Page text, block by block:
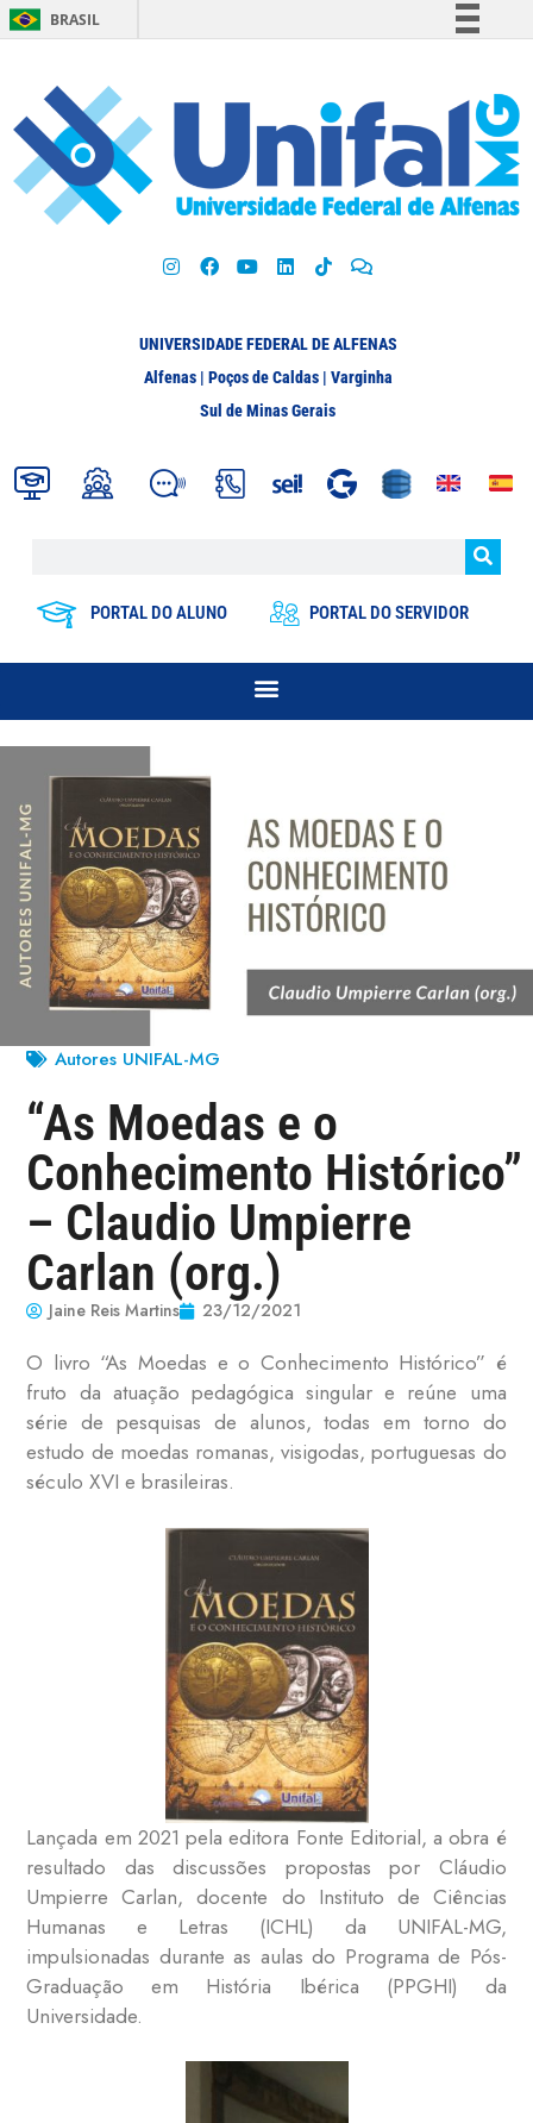
BRASIL
Participe
Acesso à informação
Legislação
UNIVERSIDADE FEDERAL DE ALFENAS
Alfenas | Poços de Caldas | Varginha
Sul de Minas Gerais
PORTAL DO ALUNO PORTAL DO SERVIDOR
Autores UNIFAL-MG
“As Moedas e o
Conhecimento Histórico”
– Claudio Umpierre
Carlan (org.)
Jaine Reis Martins 23/12/2021
O livro “As Moedas e o Conhecimento Histórico” é
fruto da atuação pedagógica singular e reúne uma
série de pesquisas de alunos, todas em torno do
estudo de moedas romanas, visigodas, portuguesas do
século XVI e brasileiras.
Lançada em 2021 pela editora Fonte Editorial, a obra é
resultado das discussões propostas por Cláudio
Umpierre Carlan, docente do Instituto de Ciências
Humanas e Letras (ICHL) da UNIFAL-MG,
impulsionadas durante as aulas do Programa de Pós-
Graduação em História Ibérica (PPGHI) da
Universidade.